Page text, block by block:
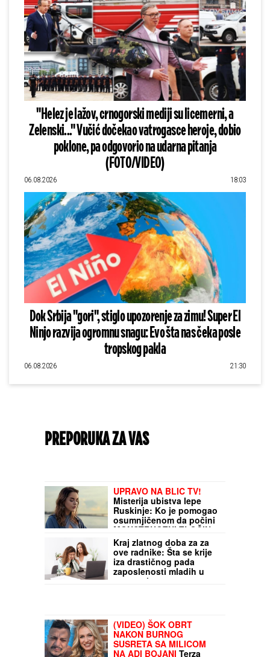
"Helez je lažov, crnogorski mediji su licemerni, a
Zelenski..." Vučić dočekao vatrogasce heroje, dobio
poklone, pa odgovorio na udarna pitanja
(FOTO/VIDEO)
06.08.2026 18:03
Dok Srbija "gori", stiglo upozorenje za zimu! Super El
Ninjo razvija ogromnu snagu: Evo šta nas čeka posle
tropskog pakla
06.08.2026 21:30
PREPORUKA ZA VAS
UPRAVO NA BLIC TV!
Misterija ubistva lepe
Ruskinje: Ko je pomogao
osumnjičenom da počini
MONSTRUOZNI ZLOČIN
Kraj zlatnog doba za za
ove radnike: Šta se krije
iza drastičnog pada
zaposlenosti mladih u
evrozoni
(VIDEO) ŠOK OBRT
NAKON BURNOG
SUSRETA SA MILICOM
NA ADI BOJANI Terza